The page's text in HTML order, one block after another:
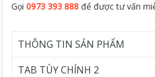
Gọi0973 393 888 để được tư vấn
THÔNG TIN SẢN PHẨM
TAB TÙY CHỈNH 2